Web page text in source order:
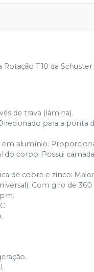
T10 da
de trava (lâmina).
para a ponta
alumínio:
corpo: Possui
de cobre e zinco:
Com giro de 360